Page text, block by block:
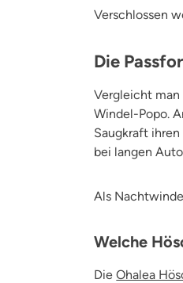
Verschlossen
Die
Vergleicht
Windel-Popo.
Saugkraft
bei langen
Als
Welche
DieOhalea